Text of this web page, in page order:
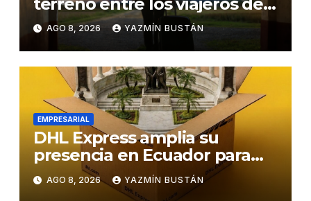
negocios
AGO 8, 2026 YAZMÍN BUSTÁN
EMPRESARIAL
DHL Express amplia su
presencia en Ecuador para
responder al crecimiento de
las exportaciones
AGO 8, 2026 YAZMÍN BUSTÁN